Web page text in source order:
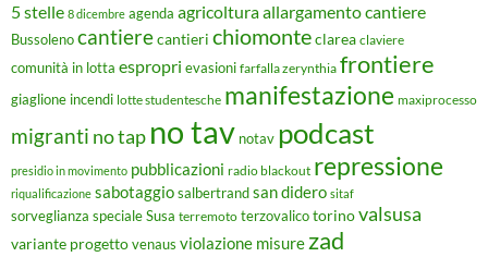
5 stelle 8 dicembre agenda agricolturaallargamento cantiere
Bussolenocantierecantieri chiomonteclarea claviere
comunità in lotta espropri evasioni farfalla zerynthia frontiere
giaglione incendi lotte studentesche manifestazione maxiprocesso
migranti no tap no tav notav podcast
presidio in movimento pubblicazioni radio blackout repressione
riqualificazione sabotaggiosalbertrandsan didero sitaf
sorveglianza speciale Susa terremoto terzovalico torinovalsusa
variante progettovenaus violazione misure zad